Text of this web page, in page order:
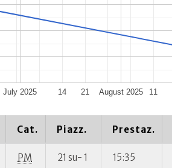
July 2025 August 2025
14 21 11
Cat. Piazz. Prestaz.
PM 21 su- 1 15:35